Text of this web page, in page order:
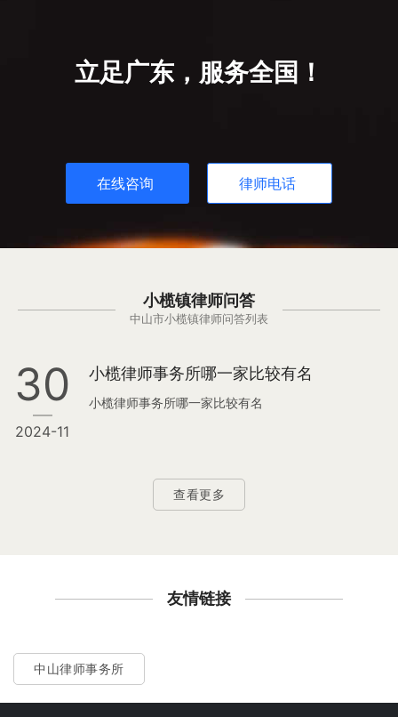
立足广东，服务全国！
在线咨询 律师电话
小榄镇律师问答
中山市小榄镇律师问答列表
30
2024-11
小榄律师事务所哪一家比较有名
小榄律师事务所哪一家比较有名
查看更多
友情链接
中山律师事务所